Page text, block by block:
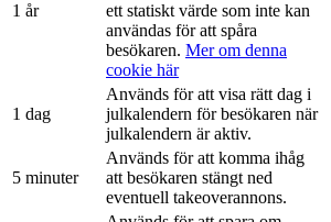
1 år
ett statiskt värde som inte kan
användas för att spåra
besökaren. Mer om denna
cookie här
1 dag
Används för att visa rätt dag i
julkalendern för besökaren när
julkalendern är aktiv.
5 minuter
Används för att komma ihåg
att besökaren stängt ned
eventuell takeoverannons.